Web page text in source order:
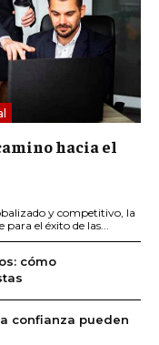
hacia el
y competitivo, la
el éxito de las...
cómo
confianza pueden